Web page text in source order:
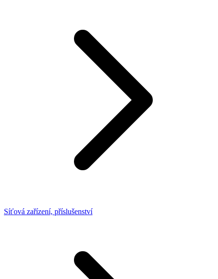
Síťová zařízení, příslušenství